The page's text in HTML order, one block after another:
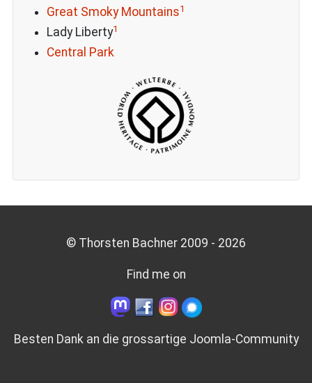
Great Smoky Mountains1
Lady Liberty1
Central Park
© Thorsten Bachner 2009 - 2026
Find me on
Besten Dank an die grossartige Joomla-Community